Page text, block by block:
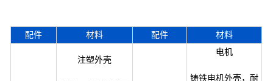
配件 材料 配件 材料
注塑外壳
电机
铸铁电机外壳，耐